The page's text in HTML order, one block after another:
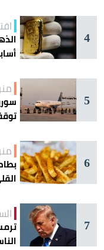
4
5
توقف
6
7